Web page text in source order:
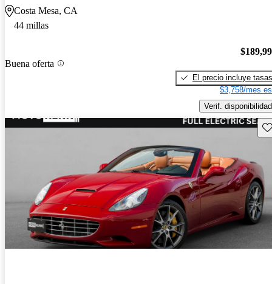
Costa Mesa, CA
44 millas
Buena oferta
El precio incluye tasas
$3,758/mes
Verif. disponibilidad